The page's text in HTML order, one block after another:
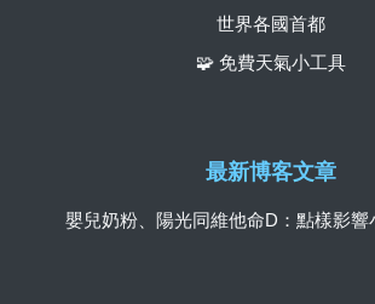
世界各國首都
🧩 免費天氣小工具
最新博客文章
嬰兒奶粉、陽光同維他命D：點樣影響